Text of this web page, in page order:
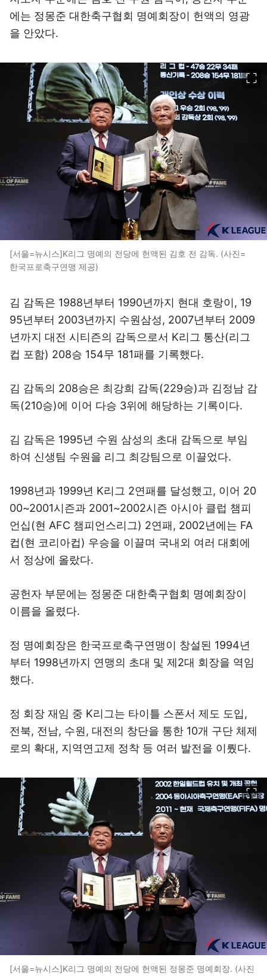
에는 정몽준 대한축구협회 명예회장이 헌액의 영광
을 안았다.
[서울=뉴시스]K리그 명예의 전당에 헌액된 김호 전 감독. (사진=
한국프로축구연맹 제공)
김 감독은 1988년부터 1990년까지 현대 호랑이, 19
95년부터 2003년까지 수원삼성, 2007년부터 2009
년까지 대전 시티즌의 감독으로서 K리그 통산(리그
컵 포함) 208승 154무 181패를 기록했다.
김 감독의 208승은 최강희 감독(229승)과 김정남 감
독(210승)에 이어 다승 3위에 해당하는 기록이다.
김 감독은 1995년 수원 삼성의 초대 감독으로 부임
하여 신생팀 수원을 리그 최강팀으로 이끌었다.
1998년과 1999년 K리그 2연패를 달성했고, 이어 20
00~2001시즌과 2001~2002시즌 아시아 클럽 챔피
언십(현 AFC 챔피언스리그) 2연패, 2002년에는 FA
컵(현 코리아컵) 우승을 이끌며 국내외 여러 대회에
서 정상에 올랐다.
공헌자 부문에는 정몽준 대한축구협회 명예회장이
이름을 올렸다.
정 명예회장은 한국프로축구연맹이 창설된 1994년
부터 1998년까지 연맹의 초대 및 제2대 회장을 역임
했다.
정 회장 재임 중 K리그는 타이틀 스폰서 제도 도입,
전북, 전남, 수원, 대전의 창단을 통한 10개 구단 체제
로의 확대, 지역연고제 정착 등 여러 발전을 이뤘다.
[서울=뉴시스]K리그 명예의 전당에 헌액된 정몽준 명예회장. (사진